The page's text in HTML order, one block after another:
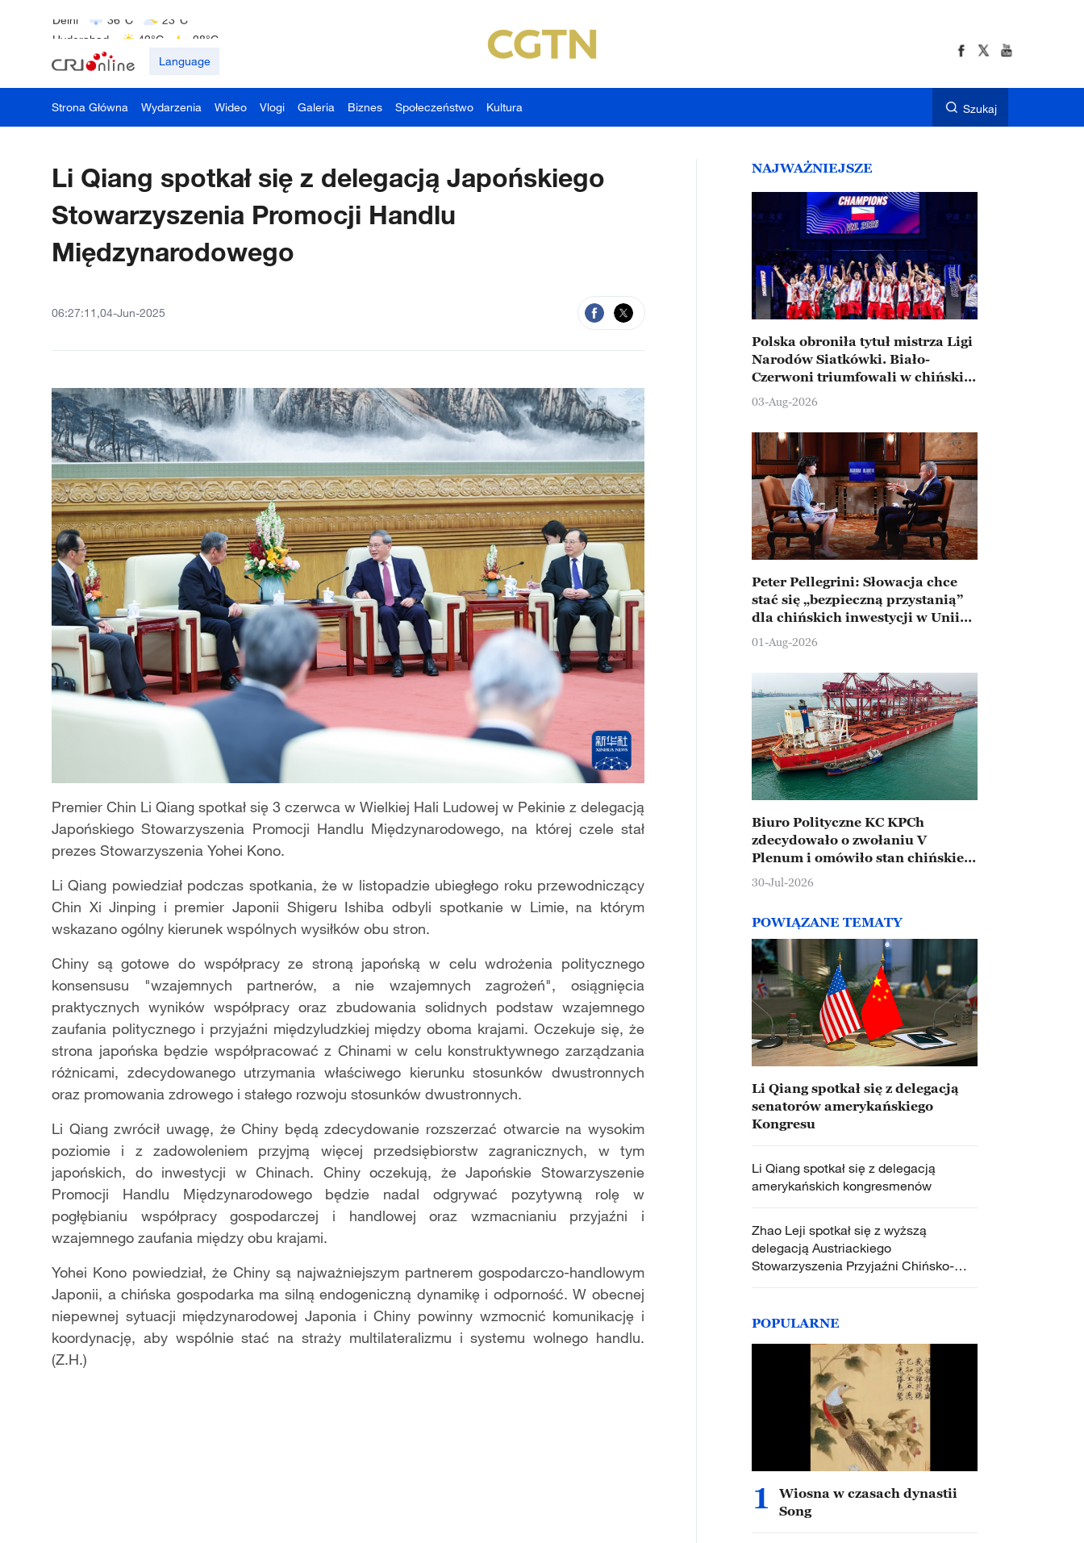
Hyderabad
42°C
Language
Strona Główna Wydarzenia Wideo Vlogi Galeria Biznes Społeczeństwo Kultura Szukaj
Li Qiang spotkał się z delegacją Japońskiego
Stowarzyszenia Promocji Handlu
Międzynarodowego
06:27:11,04-Jun-2025
Premier Chin Li Qiang spotkał się 3 czerwca w Wielkiej Hali Ludowej w Pekinie z delegacją
Japońskiego Stowarzyszenia Promocji Handlu Międzynarodowego, na której czele stał
prezes Stowarzyszenia Yohei Kono.
Li Qiang powiedział podczas spotkania, że w listopadzie ubiegłego roku przewodniczący
Chin Xi Jinping i premier Japonii Shigeru Ishiba odbyli spotkanie w Limie, na którym
wskazano ogólny kierunek wspólnych wysiłków obu stron.
Chiny są gotowe do współpracy ze stroną japońską w celu wdrożenia politycznego
konsensusu "wzajemnych partnerów, a nie wzajemnych zagrożeń", osiągnięcia
praktycznych wyników współpracy oraz zbudowania solidnych podstaw wzajemnego
zaufania politycznego i przyjaźni międzyludzkiej między oboma krajami. Oczekuje się, że
strona japońska będzie współpracować z Chinami w celu konstruktywnego zarządzania
różnicami, zdecydowanego utrzymania właściwego kierunku stosunków dwustronnych
oraz promowania zdrowego i stałego rozwoju stosunków dwustronnych.
Li Qiang zwrócił uwagę, że Chiny będą zdecydowanie rozszerzać otwarcie na wysokim
poziomie i z zadowoleniem przyjmą więcej przedsiębiorstw zagranicznych, w tym
japońskich, do inwestycji w Chinach. Chiny oczekują, że Japońskie Stowarzyszenie
Promocji Handlu Międzynarodowego będzie nadal odgrywać pozytywną rolę w
pogłębianiu współpracy gospodarczej i handlowej oraz wzmacnianiu przyjaźni i
wzajemnego zaufania między obu krajami.
Yohei Kono powiedział, że Chiny są najważniejszym partnerem gospodarczo-handlowym
Japonii, a chińska gospodarka ma silną endogeniczną dynamikę i odporność. W obecnej
niepewnej sytuacji międzynarodowej Japonia i Chiny powinny wzmocnić komunikację i
koordynację, aby wspólnie stać na straży multilateralizmu i systemu wolnego handlu.
(Z.H.)
NAJWAŻNIEJSZE
Polska obroniła tytuł mistrza Ligi
Narodów Siatkówki. Biało-
Czerwoni triumfowali w chińskim
Ningbo
03-Aug-2026
Peter Pellegrini: Słowacja chce
stać się „bezpieczną przystanią”
dla chińskich inwestycji w Unii
Europejskiej
01-Aug-2026
Biuro Polityczne KC KPCh
zdecydowało o zwołaniu V
Plenum i omówiło stan chińskiej
gospodarki
30-Jul-2026
POWIĄZANE TEMATY
Li Qiang spotkał się z delegacją
senatorów amerykańskiego
Kongresu
Li Qiang spotkał się z delegacją
amerykańskich kongresmenów
Zhao Leji spotkał się z wyższą
delegacją Austriackiego
Stowarzyszenia Przyjaźni Chińsko-
Austriackiej
POPULARNE
1
Wiosna w czasach dynastii
Song